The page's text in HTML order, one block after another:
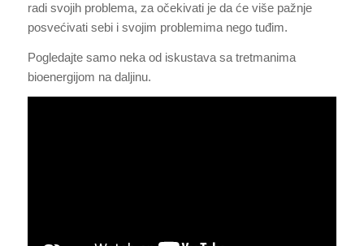
radi svojih problema, za očekivati je da će više pažnje
posvećivati sebi i svojim problemima nego tuđim.
Pogledajte samo neka od iskustava sa tretmanima
bioenergijom na daljinu.